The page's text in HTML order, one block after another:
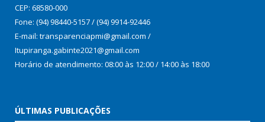
CEP: 68580-000
Fone: (94) 98440-5157 / (94) 9914-92446
E-mail: transparenciapmi@gmail.com /
Itupiranga.gabinte2021@gmail.com
Horário de atendimento: 08:00 às 12:00 / 14:00 às 18:00
ÚLTIMAS PUBLICAÇÕES